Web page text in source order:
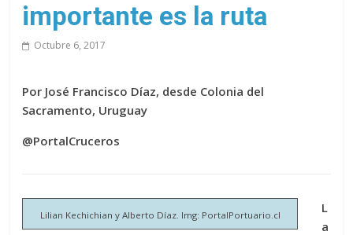
importante es la ruta
Octubre 6, 2017
Por José Francisco Díaz, desde Colonia del
Sacramento, Uruguay
@PortalCruceros
Lilian Kechichian y Alberto Díaz. Img: PortalPortuario.cl
L
a